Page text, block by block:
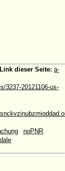
dieser Seite: a-
3237-20121106-us-
noPNR